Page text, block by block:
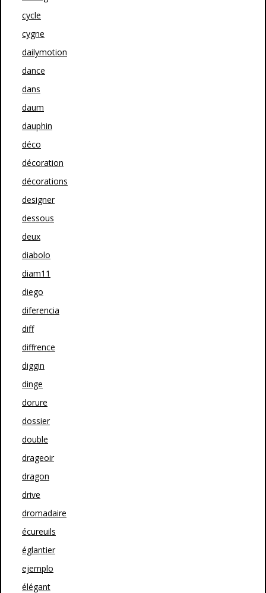
cycle
cygne
dailymotion
dance
dans
daum
dauphin
déco
décoration
décorations
designer
dessous
deux
diabolo
diam11
diego
diferencia
diff
diffrence
diggin
dinge
dorure
dossier
double
drageoir
dragon
drive
dromadaire
écureuils
églantier
ejemplo
élégant